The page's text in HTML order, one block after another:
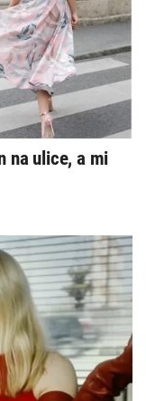
na ulice, a mi